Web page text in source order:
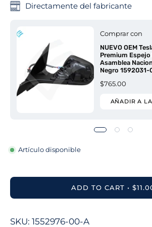
Directamente del fabricante
Comprar con
NUEVO OEM
Premium
Asamblea
Negro 1592031-
$765.00
AÑADIR A
Artículo disponible
ADD TO CART
SKU: 1552976-00-A